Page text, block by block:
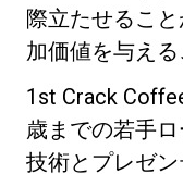
際立たせるこ
加価値を与える
1st Crack
歳までの若手
技術とプレゼ